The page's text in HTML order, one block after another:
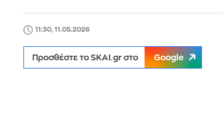
11:30, 11.05.2026
Προσθέστε το SKAI.gr στο Google